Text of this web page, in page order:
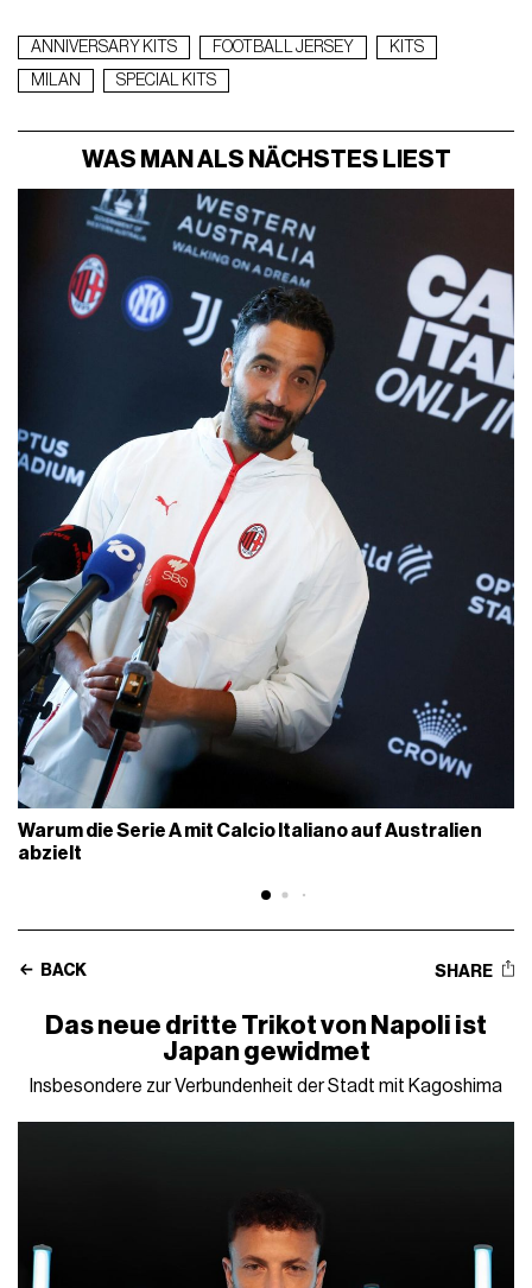
ANNIVERSARY KITS FOOTBALL JERSEY
KITS
MILAN
SPECIAL KITS
WAS MAN ALS NÄCHSTES LIEST
Warum die Serie A mit Calcio Italiano auf Australien
abzielt
BACK SHARE
Das neue dritte Trikot von Napoli ist
Japan gewidmet
Insbesondere zur Verbundenheit der Stadt mit Kagoshima